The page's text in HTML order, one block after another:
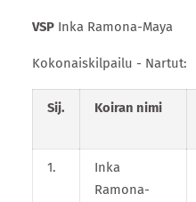
VSPInka Ramona-Maya
Kokonaiskilpailu - Nartut:
Sij. Koiran nimi
1.
Inka
Ramona-